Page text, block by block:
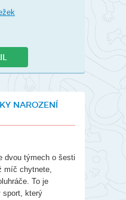
NAROZENÍ
dvou týmech o šesti
míč chytnete,
To je
sport, který